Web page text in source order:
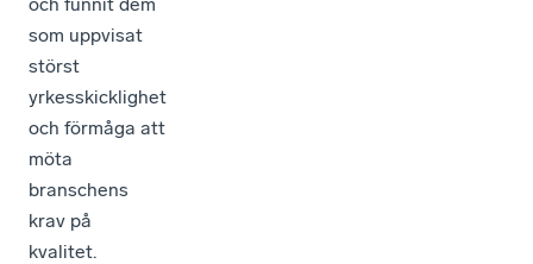
som uppvisat
störst
yrkesskicklighet
och förmåga att
möta
branschens
krav på
kvalitet.